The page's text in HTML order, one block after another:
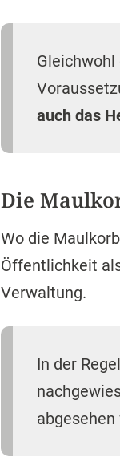
auch das
Die
Wo die
Öffentlichkeit
Verwaltung.
In der
abgesehen